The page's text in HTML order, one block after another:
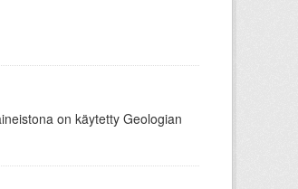
on käytetty Geologian